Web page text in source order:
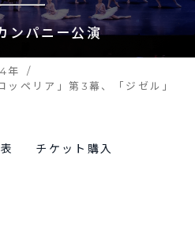
ンパニー公演
年
ッペリア」第3幕、「ジゼル」
チケット購入